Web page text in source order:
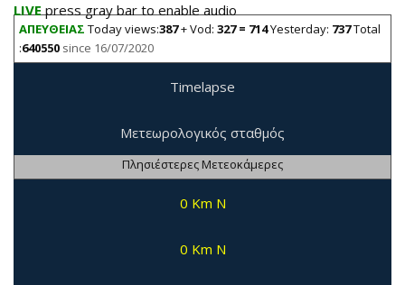
LIVEpress gray bar to enable audio
ΑΠΕΥΘΕΙΑΣ Today views:387+ Vod: 327 = 714Yesterday: 737Total
:640550 since 16/07/2020
Timelapse
Μετεωρολογικός σταθμός
Πλησιέστερες Μετεοκάμερες
0 Km N
0 Km N